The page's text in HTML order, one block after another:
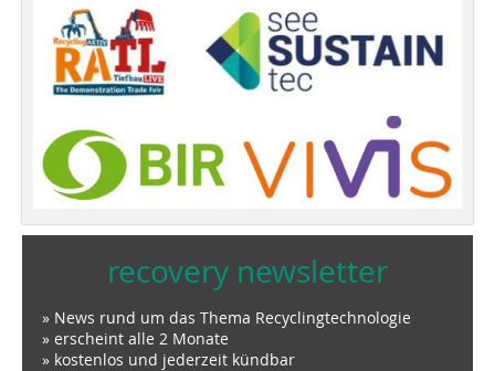
recovery newsletter
» News rund um das Thema Recyclingtechnologie
» erscheint alle 2 Monate
» kostenlos und jederzeit kündbar